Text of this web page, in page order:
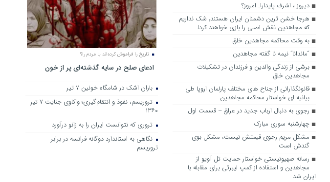
ديروز ، اشرف پايدار!…امروز؟
هرجا خشن ترین دشمنان ایران هستند٬ شک نداریم
که مجاهدین نقش اصلی را بازی خواهند کرد!
به وقت محاکمه مجاهدین خلق
“ماندانا” نیمه نا گفته مجاهدین
برشی از زندگی والدین و فرزندان در تشکیلات
مجاهدین خلق
قانونگذارانی از جناح های مختلف پارلمان اروپا طی
بیانیه ای خواستار محاکمه مجاهدین
رجوی به دنبال ارباب جدید در عراق – قسمت اول
چهارشنبه سوری مبارک
مشکل مریم رجوی قیمتش نیست، مشکل بوی
گندش است
رسانه صهیونیستی خواستار حمایت تل آویو از
مجاهدین و استفاده از کمپ لیبرتی برای مقابله با
ایران شد
تاریخ را فراموش کرده‌اند یا مردم را؟
ادعای صلح در سایه گذشته‌ای پر از خون
باران اشک در شامگاه خونین 7 تیر
تروریسم، نفوذ و انتقام‌گیری؛ واکاوی جنایت ۷ تیر
۱۳۶۰
تروری که نتوانست ایران را به زانو درآورد
نگاهی به استاندارد دوگانه فرانسه در برابر
تروریسم